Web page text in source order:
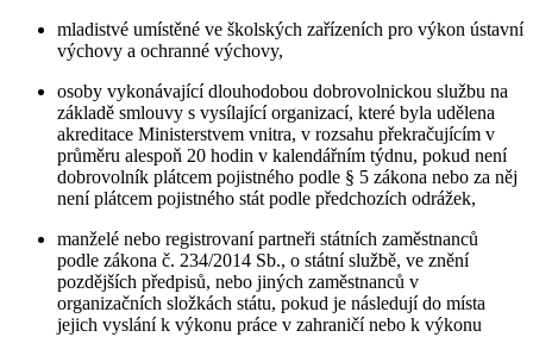
mladistvé umístěné ve školských zařízeních pro výkon ústavní
výchovy a ochranné výchovy,
osoby vykonávající dlouhodobou dobrovolnickou službu na
základě smlouvy s vysílající organizací, které byla udělena
akreditace Ministerstvem vnitra, v rozsahu překračujícím v
průměru alespoň 20 hodin v kalendářním týdnu, pokud není
dobrovolník plátcem pojistného podle § 5 zákona nebo za něj
není plátcem pojistného stát podle předchozích odrážek,
manželé nebo registrovaní partneři státních zaměstnanců
podle zákona č. 234/2014 Sb., o státní službě, ve znění
pozdějších předpisů, nebo jiných zaměstnanců v
organizačních složkách státu, pokud je následují do místa
jejich vyslání k výkonu práce v zahraničí nebo k výkonu